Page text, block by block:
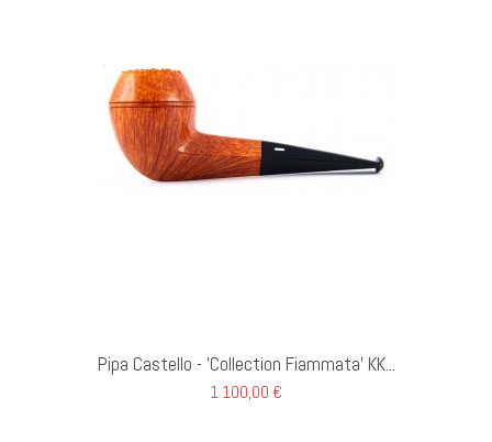
Pipa Castello - 'Collection Fiammata' KK...
1 100,00 €